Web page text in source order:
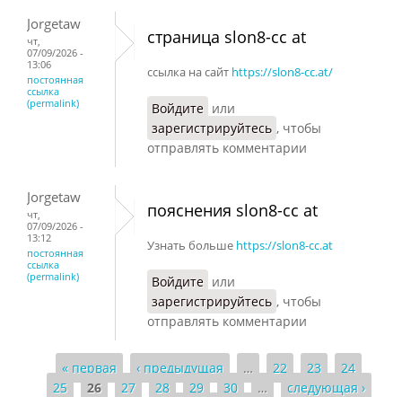
Jorgetaw
чт,
07/09/2026 -
13:06
постоянная
ссылка
(permalink)
страница slon8-cc at
ссылка на сайт https://slon8-cc.at/
Войдите или
зарегистрируйтесь , чтобы
отправлять комментарии
Jorgetaw
чт,
07/09/2026 -
13:12
постоянная
ссылка
(permalink)
пояснения slon8-cc at
Узнать больше https://slon8-cc.at
Войдите или
зарегистрируйтесь , чтобы
отправлять комментарии
Страницы
« первая ‹ предыдущая … 22 23
24
25
26 27 28 29 30 …
следующая ›